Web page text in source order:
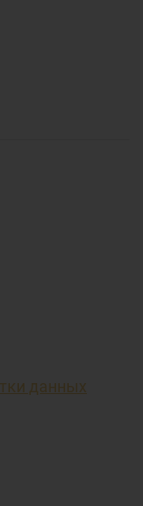
данных